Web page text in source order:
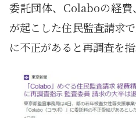
委託団体、Colaboの経
が起こした住民監査請求
に不正があると再調査を指